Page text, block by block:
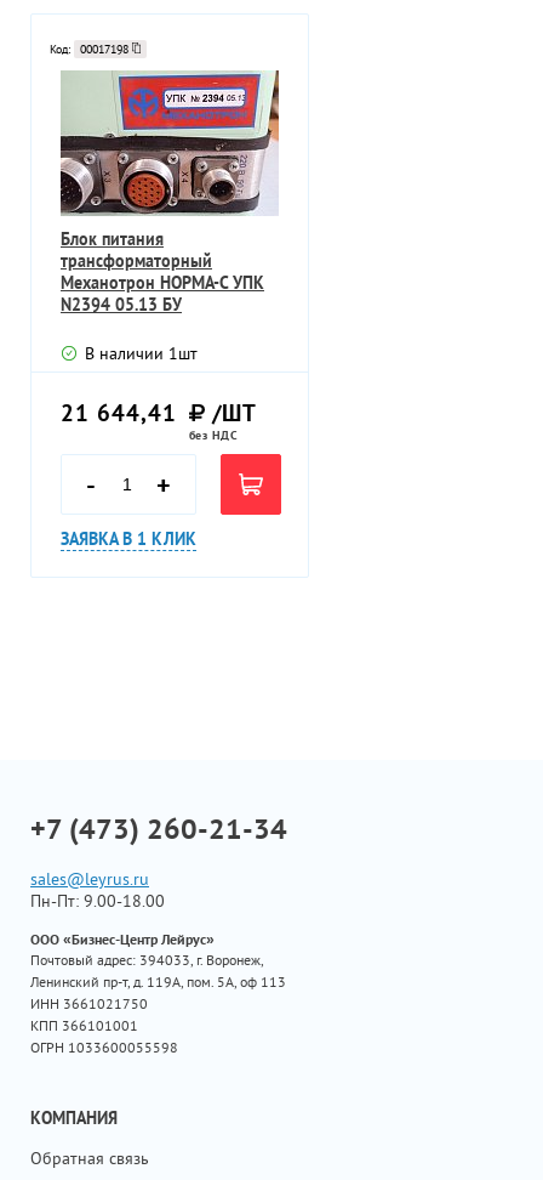
Код: 00017198
Блок питания
трансформаторный
Механотрон НОРМА-С УПК
N2394 05.13 БУ
В наличии 1шт
21 644,41 /ШТ
без НДС
- +
ЗАЯВКА В 1 КЛИК
+7 (473) 260-21-34
sales@leyrus.ru
Пн-Пт: 9.00-18.00
ООО «Бизнес-Центр Лейрус»
Почтовый адрес: 394033, г. Воронеж,
Ленинский пр-т, д. 119А, пом. 5А, оф 113
ИНН 3661021750
КПП 366101001
ОГРН 1033600055598
КОМПАНИЯ
Обратная связь